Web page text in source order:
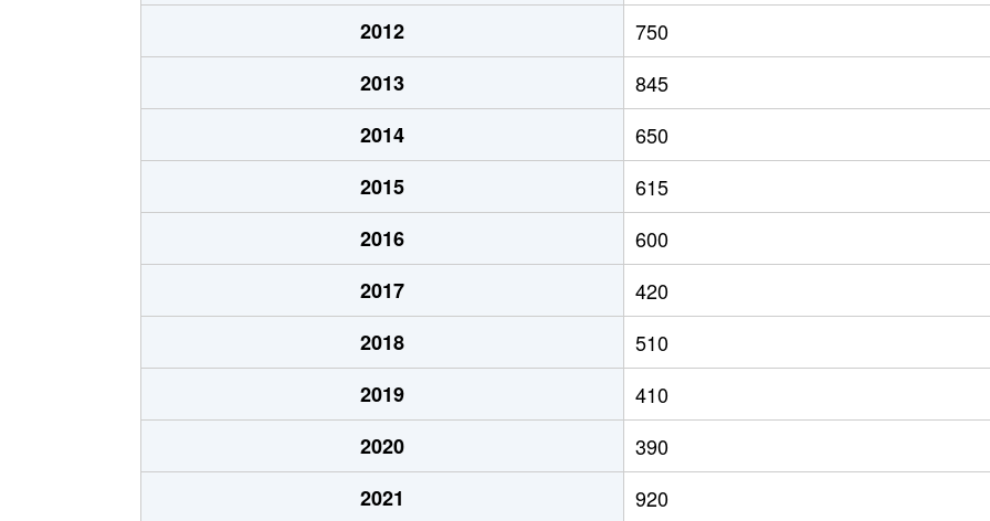
岬町
400万円 境港 徒歩45分 280m² 4
430万円
610万円 徒歩45分
610万円 徒歩45分
610万円 徒歩29分
960万円 徒歩29分
850万円 徒歩45分
1,100万円 徒歩45分
990万円 徒歩45分
2012
750
2013
845
2014
650
2015
615
2016
600
2017
420
2018
510
2019
410
2020
390
2021
920